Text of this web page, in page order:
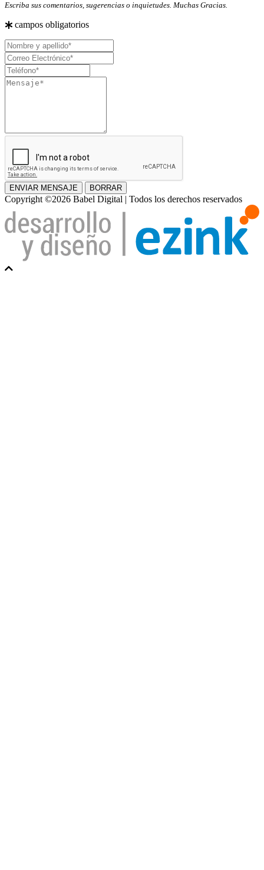
Escriba sus comentarios, sugerencias o inquietudes. Muchas Gracias.
campos obligatorios
Nombre
y
apellido
Correo
Electrónico
Teléfono
Mensaje
ENVIAR MENSAJE BORRAR
Copyright ©2026 Babel Digital | Todos los derechos reservados